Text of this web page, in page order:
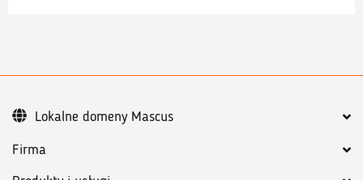
Firma
Lokalne domeny Mascus